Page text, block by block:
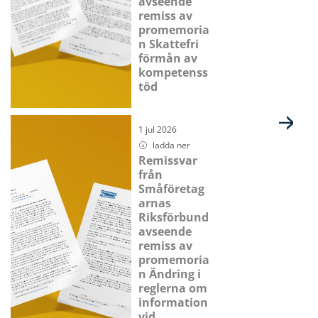
remiss av
promemoria
n Skattefri
förmån av
kompetenss
töd
1 jul 2026
ladda ner
Remissvar
från
Småföretag
arnas
Riksförbund
avseende
remiss av
promemoria
n Ändring i
reglerna om
information